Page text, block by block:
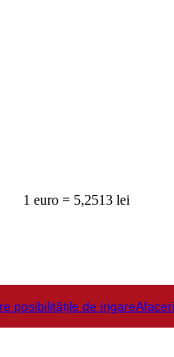
euro = 5,2513 lei
posibilitățile de irigare